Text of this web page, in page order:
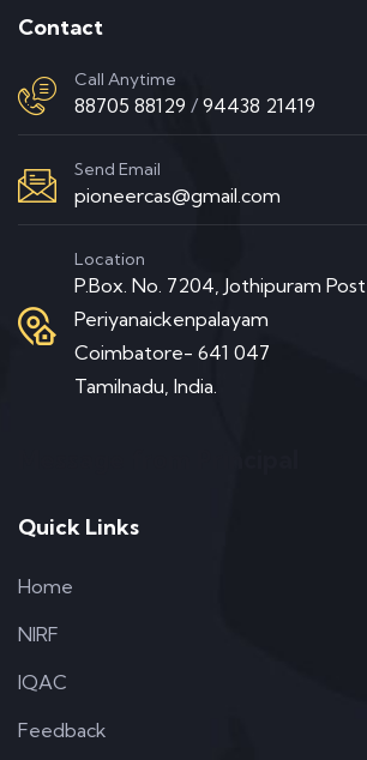
Contact
Call Anytime
88705 88129 / 94438 21419
Send Email
pioneercas@gmail.com
Location
P.Box. No. 7204, Jothipuram Post
Periyanaickenpalayam
Coimbatore- 641 047
Tamilnadu, India.
Quick Links
Home
NIRF
IQAC
Feedback